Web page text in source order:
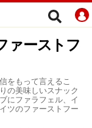
ァーストフ
をもって言えるこ
の美味しいスナック
にファラフェル、イ
ツのファーストフー